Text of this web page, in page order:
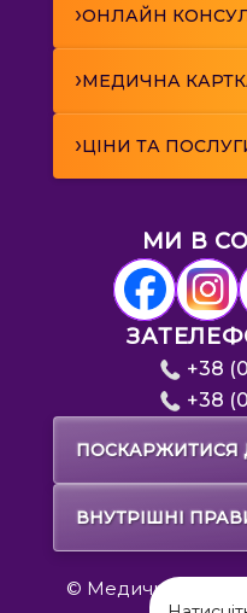
›ОНЛАЙН
›МЕДИЧНА
›ЦІНИ ТА
ПОСКАРЖИТИСЯ
ВНУТРІШНІ
МИ В
+38
+38
© Медичний центр